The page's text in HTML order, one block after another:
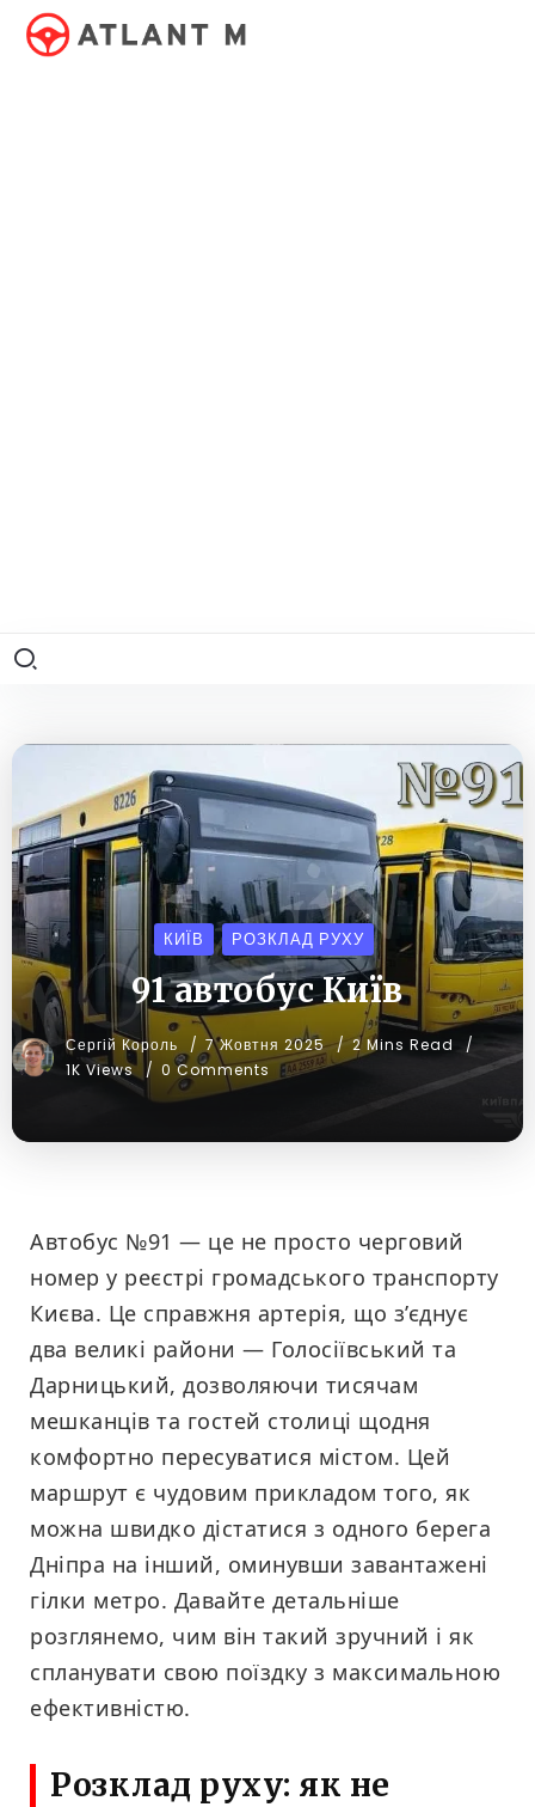
КИЇВ РОЗКЛАД РУХУ
91 автобус Київ
Сергій Король 7 Жовтня 2025
2 Mins Read
1K Views
0 Comments
Автобус №91 — це не просто черговий
номер у реєстрі громадського транспорту
Києва. Це справжня артерія, що з’єднує
два великі райони — Голосіївський та
Дарницький, дозволяючи тисячам
мешканців та гостей столиці щодня
комфортно пересуватися містом. Цей
маршрут є чудовим прикладом того, як
можна швидко дістатися з одного берега
Дніпра на інший, оминувши завантажені
гілки метро. Давайте детальніше
розглянемо, чим він такий зручний і як
спланувати свою поїздку з максимальною
ефективністю.
Розклад руху: як не